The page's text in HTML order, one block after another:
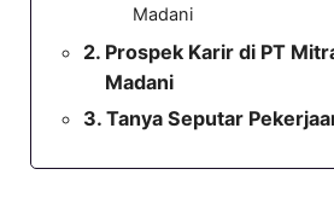
Madani
Prospek Karir di PT
Madani
Tanya Seputar